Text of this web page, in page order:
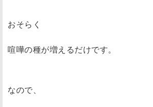
おそらく
喧嘩の種が増えるだけです。
なので、